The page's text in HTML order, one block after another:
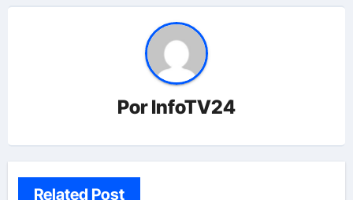
PorInfoTV24
Related Post